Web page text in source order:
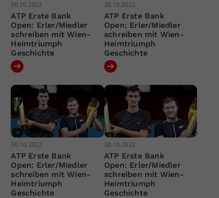
30.10.2022
ATP Erste Bank
Open: Erler/Miedler
schreiben mit Wien-
Heimtriumph
Geschichte
30.10.2022
ATP Erste Bank
Open: Erler/Miedler
schreiben mit Wien-
Heimtriumph
Geschichte
30.10.2022
ATP Erste Bank
Open: Erler/Miedler
schreiben mit Wien-
Heimtriumph
Geschichte
30.10.2022
ATP Erste Bank
Open: Erler/Miedler
schreiben mit Wien-
Heimtriumph
Geschichte